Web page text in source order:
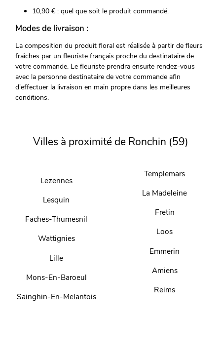
10,90 € : quel que soit le produit commandé.
Modes de livraison :
La composition du produit floral est réalisée à partir de fleurs
fraîches par un fleuriste français proche du destinataire de
votre commande. Le fleuriste prendra ensuite rendez-vous
avec la personne destinataire de votre commande afin
d'effectuer la livraison en main propre dans les meilleures
conditions.
Villes à proximité de Ronchin (59)
Lezennes
Lesquin
Faches-Thumesnil
Wattignies
Lille
Mons-En-Baroeul
Sainghin-En-Melantois
Templemars
La Madeleine
Fretin
Loos
Emmerin
Amiens
Reims